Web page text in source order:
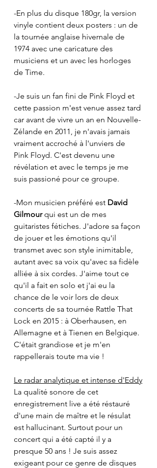
-En plus du disque 180gr, la version
vinyle contient deux posters : un de
la tournée anglaise hivernale de
1974 avec une caricature des
musiciens et un avec les horloges
de Time.
-Je suis un fan fini de Pink Floyd et
cette passion m'est venue assez tard
car avant de vivre un an en Nouvelle-
Zélande en 2011, je n'avais jamais
vraiment accroché à l'unviers de
Pink Floyd. C'est devenu une
révélation et avec le temps je me
suis passioné pour ce groupe.
-Mon musicien préféré est David
Gilmour qui est un de mes
guitaristes fétiches. J'adore sa façon
de jouer et les émotions qu'il
transmet avec son style inimitable,
autant avec sa voix qu'avec sa fidèle
alliée à six cordes. J'aime tout ce
qu'il a fait en solo et j'ai eu la
chance de le voir lors de deux
concerts de sa tournée Rattle That
Lock en 2015 : à Oberhausen, en
Allemagne et à Tienen en Belgique.
C'était grandiose et je m'en
rappellerais toute ma vie !
Le radar analytique et intense d'Eddy
La qualité sonore de cet
enregistrement live a été réstauré
d'une main de maître et le résulat
est hallucinant. Surtout pour un
concert qui a été capté il y a
presque 50 ans ! Je suis assez
exigeant pour ce genre de disques